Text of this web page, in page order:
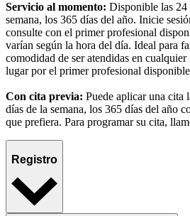
Servicio al momento: Disponible las 24
semana, los 365 días del año. Inicie
consulte con el primer profesional
varían según la hora del día. Ideal para
comodidad de ser atendidas en
lugar por el primer profesional
Con cita previa: Puede aplicar una cita
días de la semana, los 365 días del año
que prefiera. Para programar su cita,
Registro